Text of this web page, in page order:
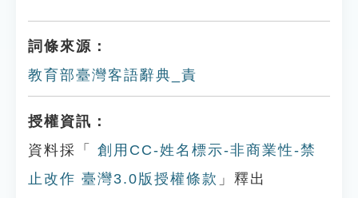
詞條來源：
教育部臺灣客語辭典_責
授權資訊：
資料採「
創用CC-姓名標示-非商業性-禁
止改作 臺灣3.0版授權條款 」釋出